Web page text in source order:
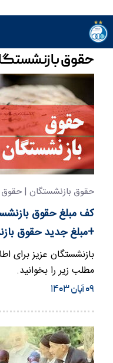
حقوق
حقوق بازنشستگان | حقوق
بازنشستگان کشوری
+مبلغ جدید حقوق
مطلب زیر را بخوانید.
۰۹ آبان ۱۴۰۳